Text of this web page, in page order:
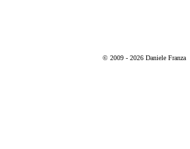
© 2009 - 2026 Daniele Franza